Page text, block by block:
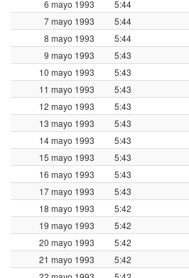
6 mayo 1993 5:44
7 mayo 1993
5:44
8 mayo 1993
5:44
9 mayo 1993
5:43
10 mayo 1993
5:43
11 mayo 1993
5:43
12 mayo 1993
5:43
13 mayo 1993
5:43
14 mayo 1993
5:43
15 mayo 1993
5:43
16 mayo 1993
5:43
17 mayo 1993
5:43
18 mayo 1993
5:42
19 mayo 1993
5:42
20 mayo 1993
5:42
21 mayo 1993
5:42